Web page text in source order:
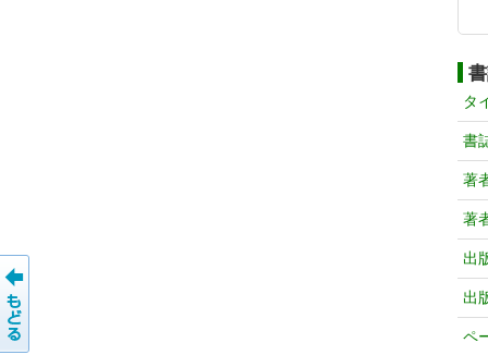
タ
書
著
著
出
出
ペ